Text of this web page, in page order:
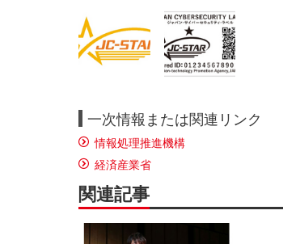
一次情報または関連リンク
情報処理推進機構
経済産業省
関連記事